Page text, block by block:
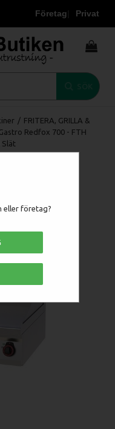
Företag Privat
eller företag?
/ FRITERA, GRILLA &
Redfox 700 - FTH
Slät